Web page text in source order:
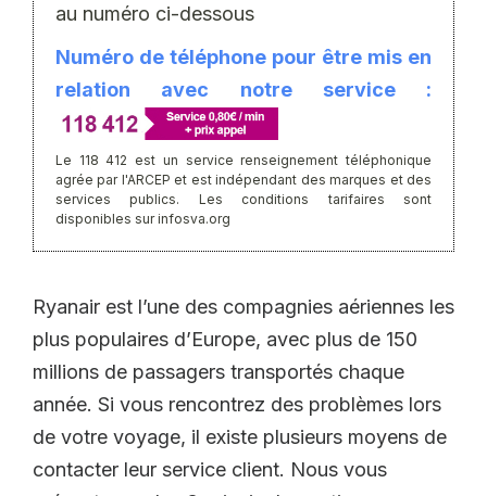
au numéro ci-dessous
Numéro de téléphone pour être mis en
relation avec notre service :
Le 118 412 est un service renseignement téléphonique
agrée par l'ARCEP et est indépendant des marques et des
services publics. Les conditions tarifaires sont
disponibles sur infosva.org
Ryanair est l’une des compagnies aériennes les
plus populaires d’Europe, avec plus de 150
millions de passagers transportés chaque
année. Si vous rencontrez des problèmes lors
de votre voyage, il existe plusieurs moyens de
contacter leur service client. Nous vous